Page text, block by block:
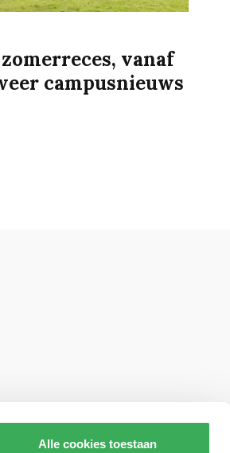
Alle cookies toestaan
vanaf
campusnieuws